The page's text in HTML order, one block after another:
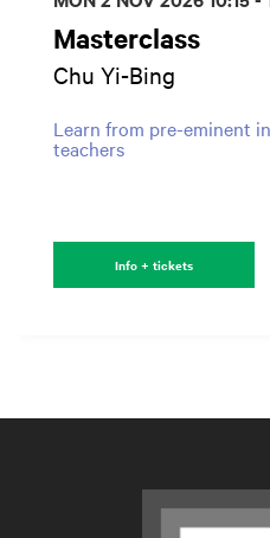
Masterclass
Chu Yi-Bing
Learn from pre-eminent
teachers
Info + tickets